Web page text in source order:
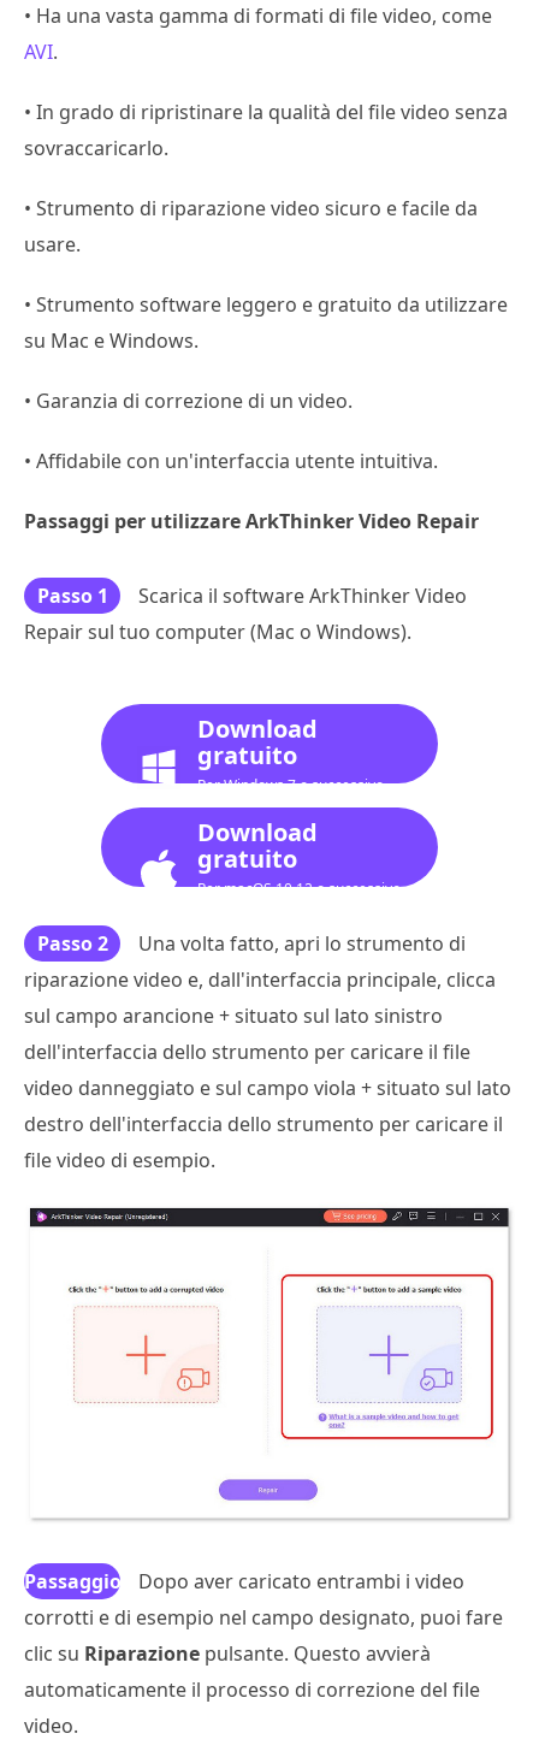
• Ha una vasta gamma di formati di file video, come
AVI.
• In grado di ripristinare la qualità del file video senza
sovraccaricarlo.
• Strumento di riparazione video sicuro e facile da
usare.
• Strumento software leggero e gratuito da utilizzare
su Mac e Windows.
• Garanzia di correzione di un video.
• Affidabile con un'interfaccia utente intuitiva.
Passaggi per utilizzare ArkThinker Video Repair
Passo 1
Scarica il software ArkThinker Video
Repair sul tuo computer (Mac o Windows).
Download
gratuito
Per Windows 7 o successivo
Download
gratuito
Per macOS 10.12 o successivo
Passo 2
Una volta fatto, apri lo strumento di
riparazione video e, dall'interfaccia principale, clicca
sul campo arancione + situato sul lato sinistro
dell'interfaccia dello strumento per caricare il file
video danneggiato e sul campo viola + situato sul lato
destro dell'interfaccia dello strumento per caricare il
file video di esempio.
Passaggio
3
Dopo aver caricato entrambi i video
corrotti e di esempio nel campo designato, puoi fare
clic su Riparazione pulsante. Questo avvierà
automaticamente il processo di correzione del file
video.